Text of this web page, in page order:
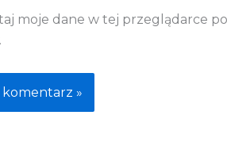
moje dane w tej przeglądarce